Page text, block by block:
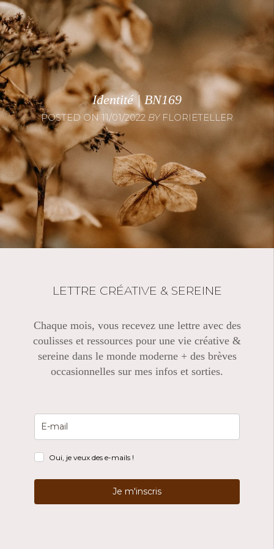
Identité | BN169
POSTED ON 11/01/2022 BYFLORIETELLER
LETTRE CRÉATIVE & SEREINE
Chaque mois, vous recevez une lettre avec des
coulisses et ressources pour une vie créative &
sereine dans le monde moderne + des brèves
occasionnelles sur mes infos et sorties.
Oui, je veux des e-mails !
Je m'inscris